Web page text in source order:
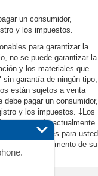
un consumidor,
y los impuestos.
para garantizar la
no se puede garantizar la
y los materiales que
garantía de ningún tipo,
están sujetos a venta
pagar un consumidor,
y los impuestos. ‡Los
no están actualmente
disponibles para usted
desde el momento de su